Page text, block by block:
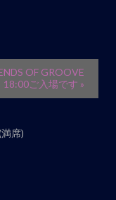
OF GROOVE
18:00ご入場です »
席)